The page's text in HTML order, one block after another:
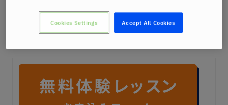
Accept All Cookies
Cookies Settings